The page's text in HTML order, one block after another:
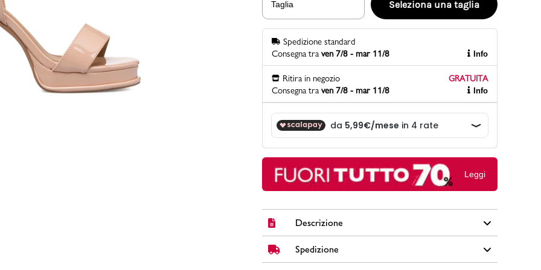
Scopri di più
la guida
PittaRosso
Back to School 2026: la guida definitiva per il
rientro a scuola
PittaRosso
Gioco della scarpa al matrimonio e idee
divertenti con le calzature
Taglia Seleziona una taglia
Spedizione standard
Consegna tra ven 7/8 - mar 11/8 Info
Ritira in negozio
GRATUITA
Consegna tra ven 7/8 - mar 11/8 Info
Leggi
Descrizione
Non ne abbiamo mai abbastanza dei sandali con plateau a
tacco alto Debbra. Caratterizzati da punta tonda e tacco
Spedizione